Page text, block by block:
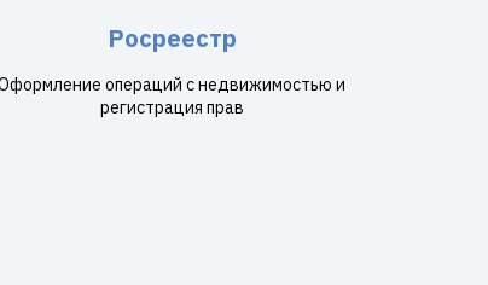
Росреестр
операций с недвижимостью и
регистрация прав